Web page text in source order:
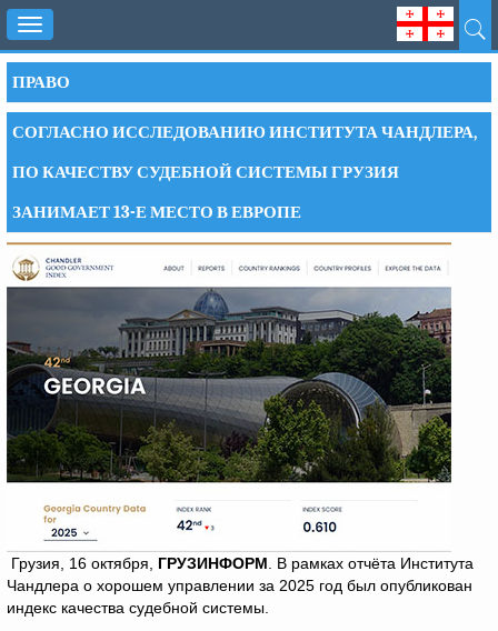
Toggle
navigation
ПРАВО
СОГЛАСНО ИССЛЕДОВАНИЮ ИНСТИТУТА ЧАНДЛЕРА,
ПО КАЧЕСТВУ СУДЕБНОЙ СИСТЕМЫ ГРУЗИЯ
ЗАНИМАЕТ 13-Е МЕСТО В ЕВРОПЕ
Грузия, 16 октября, ГРУЗИНФОРМ . В рамках отчёта Института
Чандлера о хорошем управлении за 2025 год был опубликован
индекс качества судебной системы.